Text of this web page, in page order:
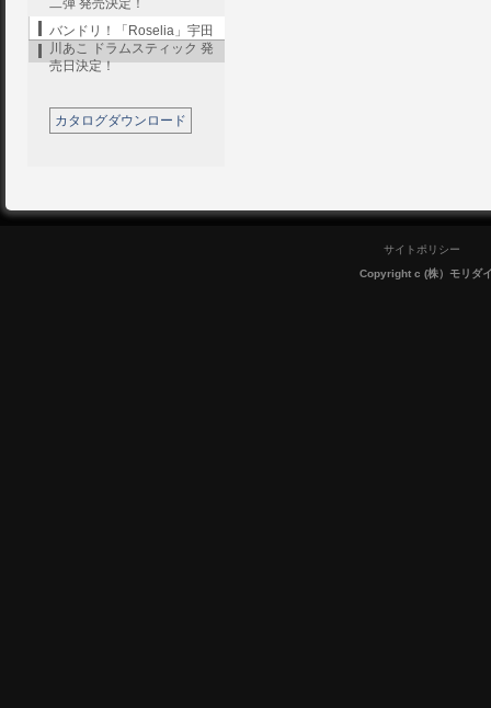
二弾 発売決定！
バンドリ！「Roselia」宇田
川あこ ドラムスティック 発
売日決定！
カタログダウンロード
サイトポリシー
Copyright c (株）モリダ